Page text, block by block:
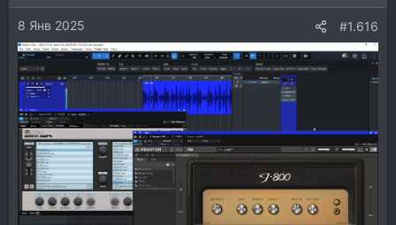
8 Янв 2025 #1.616